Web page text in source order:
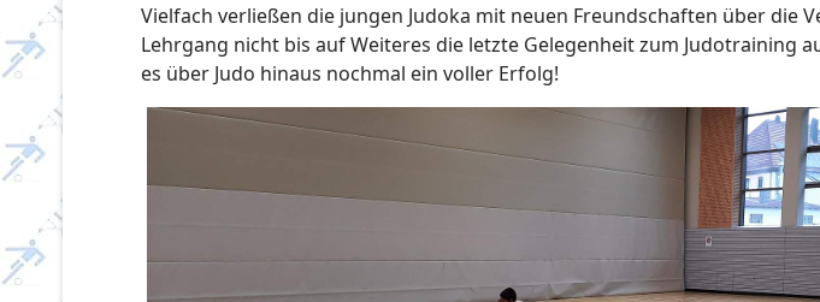
Vielfach verließen die jungen Judoka mit neuen Freundschaften über die
Lehrgang nicht bis auf Weiteres die letzte Gelegenheit zum Judotraining
es über Judo hinaus nochmal ein voller Erfolg!